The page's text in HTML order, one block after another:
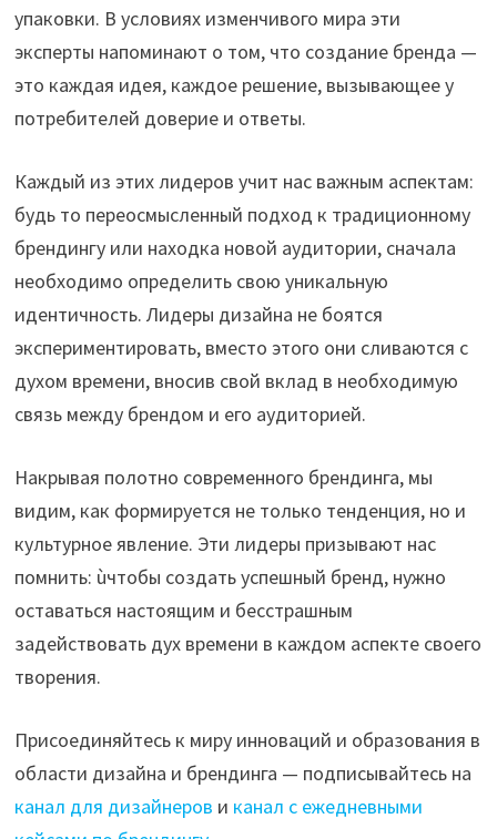
упаковки. В условиях изменчивого мира эти
эксперты напоминают о том, что создание бренда —
это каждая идея, каждое решение, вызывающее у
потребителей доверие и ответы.
Каждый из этих лидеров учит нас важным аспектам:
будь то переосмысленный подход к традиционному
брендингу или находка новой аудитории, сначала
необходимо определить свою уникальную
идентичность. Лидеры дизайна не боятся
экспериментировать, вместо этого они сливаются с
духом времени, вносив свой вклад в необходимую
связь между брендом и его аудиторией.
Накрывая полотно современного брендинга, мы
видим, как формируется не только тенденция, но и
культурное явление. Эти лидеры призывают нас
помнить: ùчтобы создать успешный бренд, нужно
оставаться настоящим и бесстрашным
задействовать дух времени в каждом аспекте своего
творения.
Присоединяйтесь к миру инноваций и образования в
области дизайна и брендинга — подписывайтесь на
канал для дизайнеров и канал с ежедневными